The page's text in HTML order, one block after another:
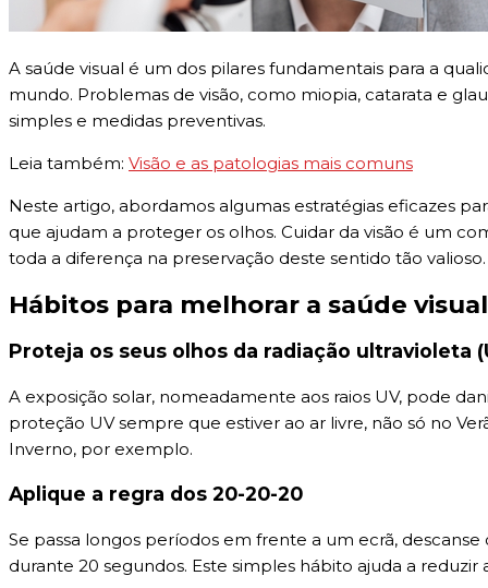
A saúde visual é um dos pilares fundamentais para a
mundo. Problemas de visão, como miopia, catarata e
simples e medidas preventivas.
Leia também: Visão e as patologias mais comuns
Neste artigo, abordamos algumas estratégias eficazes
que ajudam a proteger os olhos. Cuidar da visão é um
toda a diferença na preservação deste sentido tão valioso.
Hábitos para melhorar a saúde visual
Proteja os seus olhos da radiação ultravioleta
A exposição solar, nomeadamente aos raios UV, pode
proteção UV sempre que estiver ao ar livre, não só no
Inverno, por exemplo.
Aplique a regra dos 20-20-20
Se passa longos períodos em frente a um ecrã,
durante 20 segundos. Este simples hábito ajuda a reduzir